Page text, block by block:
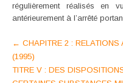
régulièrement réalisés en
antérieurement à l’arrêté
Post
navigation
← CHAPITRE 2 : RELATIONS
(1995)
TITRE V : DES